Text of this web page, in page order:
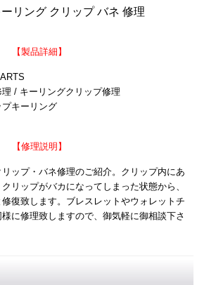
リング クリップ バネ 修理
【製品詳細】
/ キーリングクリップ修理
キーリング
【修理説明】
ップ・バネ修理のご紹介。クリップ内にあ
リップがバカになってしまった状態から、
復致します。ブレスレットやウォレットチ
に修理致しますので、御気軽に御相談下さ